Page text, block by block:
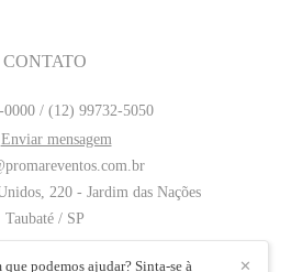
CONTATO
/ (12) 99732-5050
Enviar mensagem
220 - Jardim das Nações
Taubaté / SP
✕
que podemos ajudar? Sinta-se à